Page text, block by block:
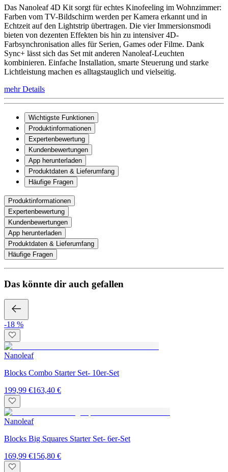
Das Nanoleaf 4D Kit sorgt für echtes Kinofeeling im Wohnzimmer:
Farben vom TV-Bildschirm werden per Kamera erkannt und in
Echtzeit auf den Lightstrip übertragen. Die vier Immersionsmodi
bieten von dezenten Effekten bis hin zu intensiver 4D-
Farbsynchronisation alles für Serien, Games oder Filme. Dank
Sync+ lässt sich das Set mit anderen Nanoleaf-Leuchten
kombinieren. Einfache Installation, smarte Steuerung und starke
Lichtleistung machen es alltagstauglich und vielseitig.
mehr Details
Wichtigste Funktionen
Produktinformationen
Expertenbewertung
Kundenbewertungen
App herunterladen
Produktdaten & Lieferumfang
Häufige Fragen
Produktinformationen
Expertenbewertung
Kundenbewertungen
App herunterladen
Produktdaten & Lieferumfang
Häufige Fragen
Das könnte dir auch gefallen
-18 %
Nanoleaf
Blocks Combo Starter Set- 10er-Set
199,99 €163,40 €
Nanoleaf
Blocks Big Squares Starter Set- 6er-Set
169,99 €156,80 €